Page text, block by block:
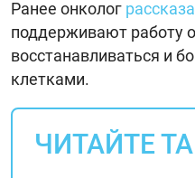
Ранее онколог
поддерживают работу
восстанавливаться и
клетками.
ЧИТАЙТЕ